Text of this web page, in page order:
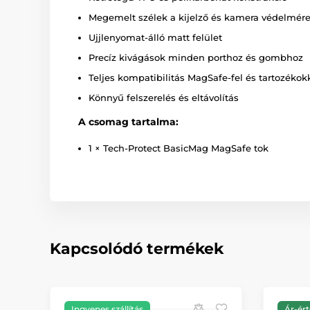
Megemelt szélek a kijelző és kamera védelmére
Ujjlenyomat-álló matt felület
Precíz kivágások minden porthoz és gombhoz
Teljes kompatibilitás MagSafe-fel és
Könnyű felszerelés és eltávolítás
A csomag tartalma:
1 × Tech-Protect BasicMag MagSafe tok
Kapcsolódó termékek